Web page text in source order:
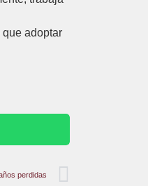
adoptar
perdidas